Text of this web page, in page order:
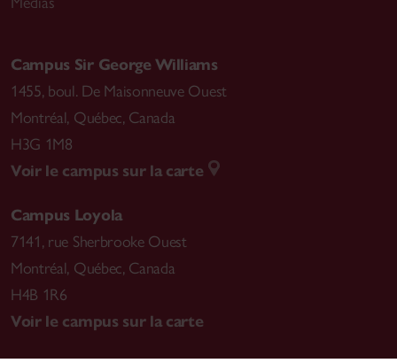
Campus Sir George Williams
1455, boul. De Maisonneuve Ouest
Montréal, Québec, Canada
H3G 1M8
Voir le campus sur la carte
Campus Loyola
7141, rue Sherbrooke Ouest
Montréal, Québec, Canada
H4B 1R6
Voir le campus sur la carte